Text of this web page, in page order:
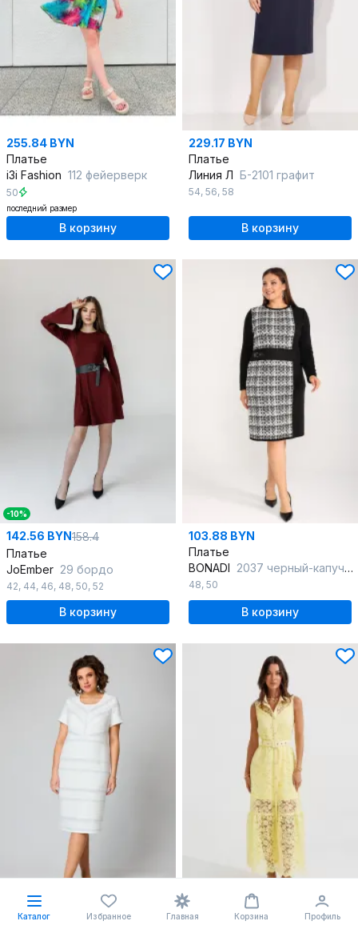
255.84 BYN
Платье
i3i Fashion 112 фейерверк
50
последний размер
В корзину
229.17 BYN
Платье
Линия Л Б-2101 графит
54, 56, 58
В корзину
-10%
142.56 BYN158.4
Платье
JoEmber 29 бордо
42, 44, 46, 48, 50, 52
В корзину
103.88 BYN
Платье
BONADI 2037 черный-капучино
48, 50
В корзину
262.94 BYN
283.39 BYN
Каталог Избранное Главная Корзина Профиль